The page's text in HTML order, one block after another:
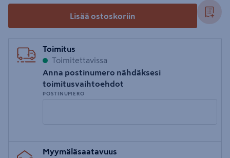
Lisää ostoskoriin
Toimitus
Toimitettavissa
Anna postinumero nähdäksesi
toimitusvaihtoehdot
POSTINUMERO
postinumero
Myymäläsaatavuus